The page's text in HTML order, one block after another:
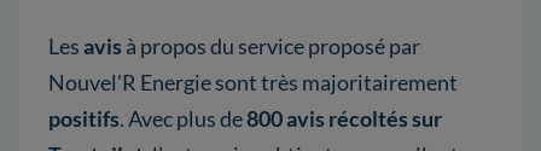
Lesavis à propos du service proposé par
Nouvel'R Energie sont très majoritairement
positifs. Avec plus de800 avis récoltés sur